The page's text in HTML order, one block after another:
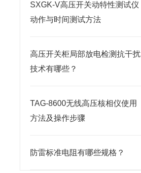
SXGK-V高压开关动特性测试仪
动作与时间测试方法
高压开关柜局部放电检测抗干扰
技术有哪些？
TAG-8600无线高压核相仪使用
方法及操作步骤
防雷标准电阻有哪些规格？